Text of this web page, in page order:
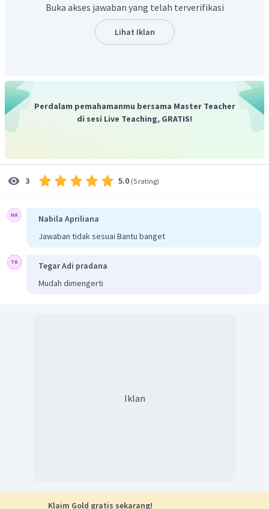
Karena beras yang sudah terjual sebanyak
total kerugian yang diperoleh Bu Rina sebagai berikut.
Oleh karena itu, jawaban yang benar adalah B.
Buka akses jawaban yang telah terverifikasi
Lihat Iklan
Perdalam pemahamanmu bersama Master Teacher
di sesi Live Teaching, GRATIS!
3 5.0 (5 rating)
Nabila Apriliana
Jawaban tidak sesuai Bantu banget
Tegar Adi pradana
Mudah dimengerti
Iklan
Klaim Gold gratis sekarang!